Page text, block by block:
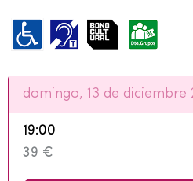
domingo, 13 de diciembre
19:00
39 €